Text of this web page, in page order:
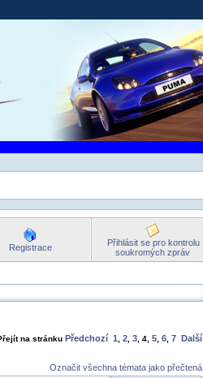
Registrace
Přihlásit se pro kontrolu
soukromých zpráv
na stránku Předchozí 1 2 3 4 5 6 7 Další
Označit všechna témata jako přečtená